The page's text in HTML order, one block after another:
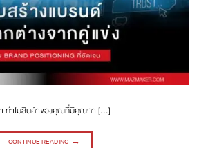
ทำไมสินค้าของคุณที่มีคุณภา […]
CONTINUE READING →